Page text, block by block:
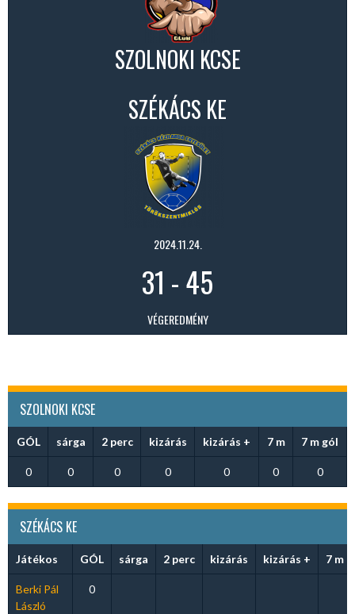
SZOLNOKI KCSE
SZÉKÁCS KE
2024.11.24.
31 -45
VÉGEREDMÉNY
SZOLNOKI KCSE
GÓL sárga 2 perc kizárás kizárás + 7 m 7 m gól
0 0 0 0 0 0 0
SZÉKÁCS KE
Játékos GÓL sárga 2 perc kizárás kizárás + 7 m
Berki Pál
László
0